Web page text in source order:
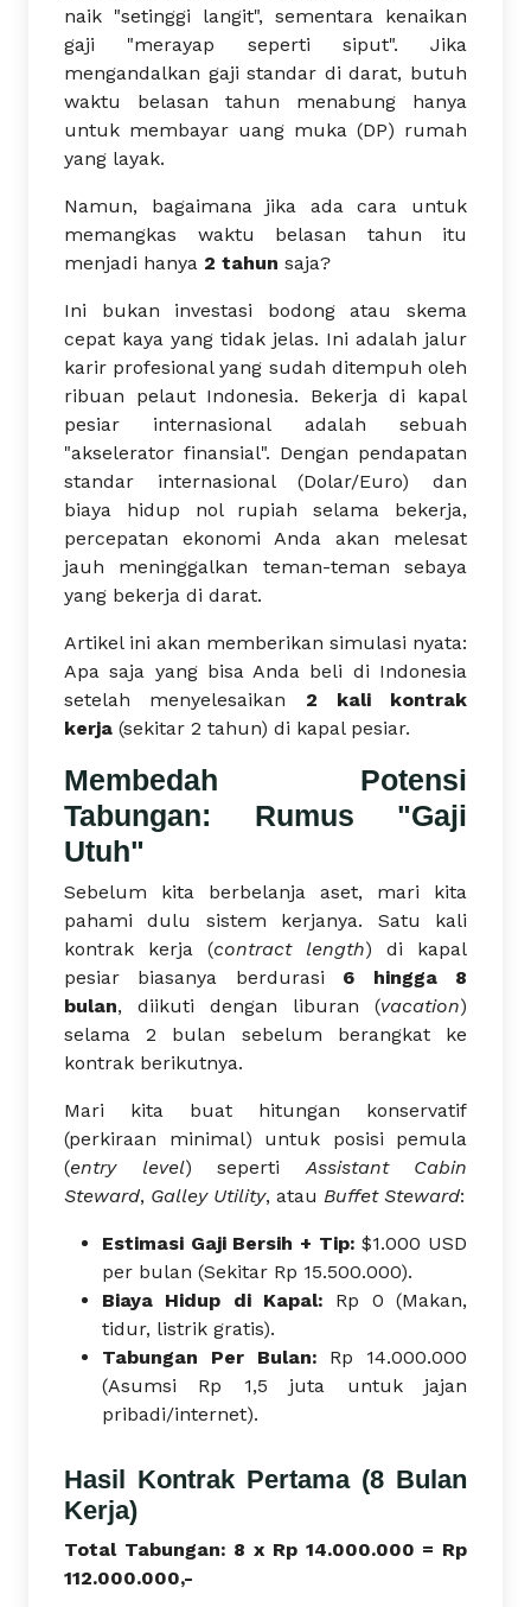
naik "setinggi langit", sementara kenaikan
gaji "merayap seperti siput". Jika
mengandalkan gaji standar di darat, butuh
waktu belasan tahun menabung hanya
untuk membayar uang muka (DP) rumah
yang layak.
Namun, bagaimana jika ada cara untuk
memangkas waktu belasan tahun itu
menjadi hanya 2 tahun saja?
Ini bukan investasi bodong atau skema
cepat kaya yang tidak jelas. Ini adalah jalur
karir profesional yang sudah ditempuh oleh
ribuan pelaut Indonesia. Bekerja di kapal
pesiar internasional adalah sebuah
"akselerator finansial". Dengan pendapatan
standar internasional (Dolar/Euro) dan
biaya hidup nol rupiah selama bekerja,
percepatan ekonomi Anda akan melesat
jauh meninggalkan teman-teman sebaya
yang bekerja di darat.
Artikel ini akan memberikan simulasi nyata:
Apa saja yang bisa Anda beli di Indonesia
setelah menyelesaikan 2 kali kontrak
kerja (sekitar 2 tahun) di kapal pesiar.
Membedah Potensi
Tabungan: Rumus "Gaji
Utuh"
Sebelum kita berbelanja aset, mari kita
pahami dulu sistem kerjanya. Satu kali
kontrak kerja (contract length) di kapal
pesiar biasanya berdurasi 6 hingga 8
bulan, diikuti dengan liburan (vacation)
selama 2 bulan sebelum berangkat ke
kontrak berikutnya.
Mari kita buat hitungan konservatif
(perkiraan minimal) untuk posisi pemula
(entry level) sepertiAssistant Cabin
Steward, Galley Utility, atau Buffet Steward:
Estimasi Gaji Bersih + Tip: $1.000 USD
per bulan (Sekitar Rp 15.500.000).
Biaya Hidup di Kapal: Rp 0 (Makan,
tidur, listrik gratis).
Tabungan Per Bulan: Rp 14.000.000
(Asumsi Rp 1,5 juta untuk jajan
pribadi/internet).
Hasil Kontrak Pertama (8 Bulan
Kerja)
Total Tabungan: 8 x Rp 14.000.000 = Rp
112.000.000,-